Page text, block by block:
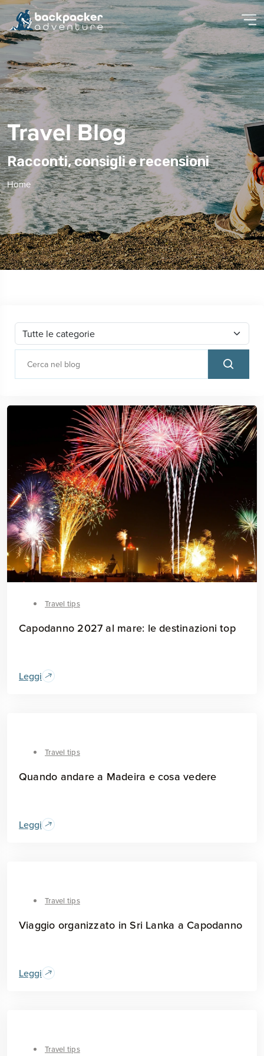
Travel Blog
Racconti, consigli e recensioni
Home
Travel tips
Capodanno 2027 al mare: le destinazioni top
Leggi
Travel tips
Quando andare a Madeira e cosa vedere
Leggi
Travel tips
Viaggio organizzato in Sri Lanka a Capodanno
Leggi
Travel tips